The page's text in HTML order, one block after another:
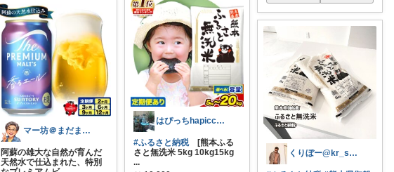
マー坊＠まだまだこれから７０代
阿蘇の雄大な自然が育んだ
天然水で仕込まれた、特別
はぴっちhapicchi💎🏃感謝💐
#ふるさと納税[熊本ふる
さと無洗米 5kg 10kg15kg
...
くりぼー@kr_simple_life